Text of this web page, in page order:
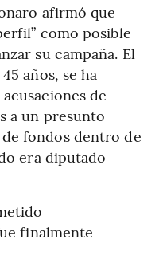
afirmó que
como posible
su campaña. El
años, se ha
de
a un presunto
fondos dentro de
era diputado
finalmente